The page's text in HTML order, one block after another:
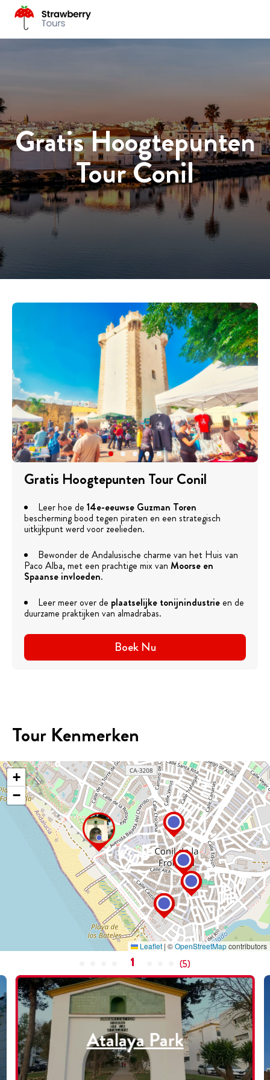
Gratis Hoogtepunten
Tour Conil
Gratis Hoogtepunten Tour Conil
Leer hoe de 14e-eeuwse Guzman Toren
bescherming bood tegen piraten en een strategisch
uitkijkpunt werd voor zeelieden.
Bewonder de Andalusische charme van het Huis van
Paco Alba, met een prachtige mix van Moorse en
Spaanse invloeden.
Leer meer over de plaatselijke tonijnindustrieen de
duurzame praktijken van almadrabas.
Boek Nu
Tour Kenmerken
+
−
Leaflet | ©OpenStreetMapcontributors
1 (5)
Atalaya Park